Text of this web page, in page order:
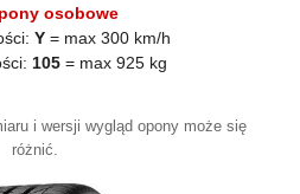
osobowe
Y = max 300 km/h
105 = max 925 kg
i wersji wygląd opony może się
różnić.